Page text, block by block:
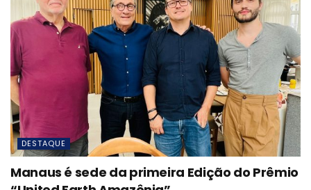
DESTAQUE
Manaus é sede da primeira Edição do Prêmio